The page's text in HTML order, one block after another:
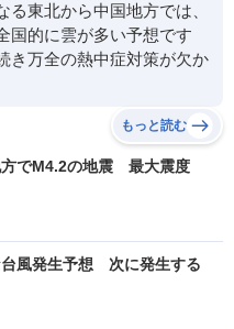
東北から中国地方では、
国的に雲が多い予想です
き万全の熱中症対策が欠か
もっと読む
方でM4.2の地震 最大震度
風発生予想 次に発生する